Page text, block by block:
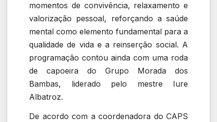
momentos de convivência, relaxamento e
valorização pessoal, reforçando a saúde
mental como elemento fundamental para a
qualidade de vida e a reinserção social. A
programação contou ainda com uma roda
de capoeira do Grupo Morada dos
Bambas, liderado pelo mestre Iure
Albatroz.
De acordo com a coordenadora do CAPS